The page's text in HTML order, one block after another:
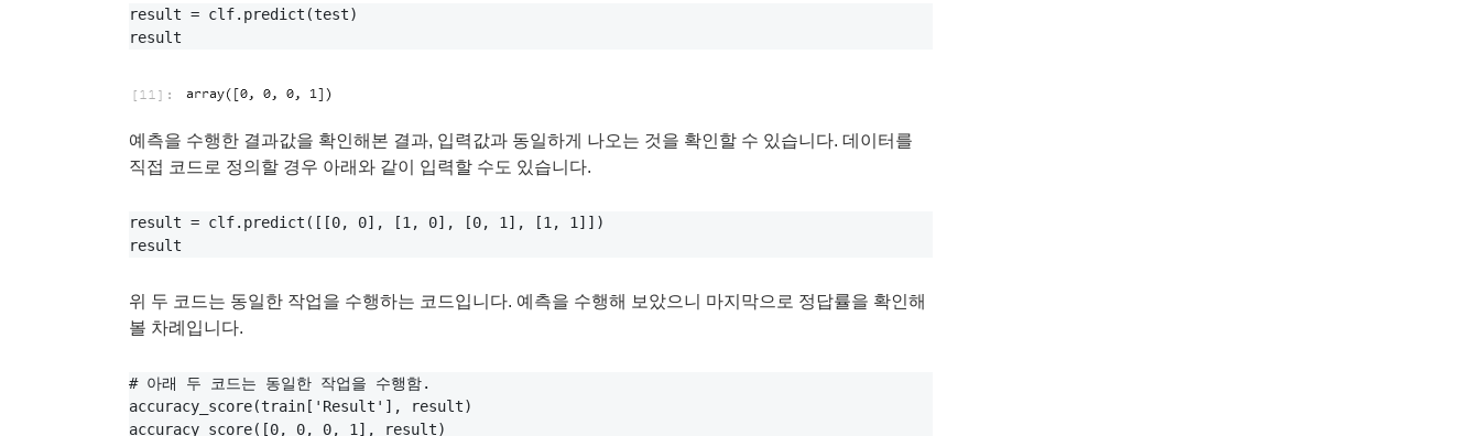
result = clf.predict(test)
예측을 수행한 결과값을 확인해본 결과, 입력값과 동일하게 나오는 것을 확인할 수 있습니다. 데이터를
직접 코드로 정의할 경우 아래와 같이 입력할 수도 있습니다.
result = clf.predict([[0, 0], [1, 0], [0, 1], [1, 1]])
위 두 코드는 동일한 작업을 수행하는 코드입니다. 예측을 수행해 보았으니 마지막으로 정답률을 확인해
볼 차례입니다.
# 아래 두 코드는 동일한 작업을 수행함.
accuracy_score(train['Result'], result)